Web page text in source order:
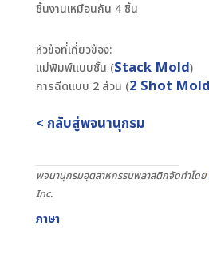
ชิ้นงานเหมือนกัน 4 ชิ้น
หัวข้อที่เกี่ยวข้อง:
แม่พิมพ์แบบชั้น (Stack Mold)
การฉีดแบบ 2 ส่วน (2 Shot
< กลับสู่พจนานุกรม
พจนานุกรมอุตสาหกรรมพลาสติกจัดทำโดย
Inc.
ภาษา